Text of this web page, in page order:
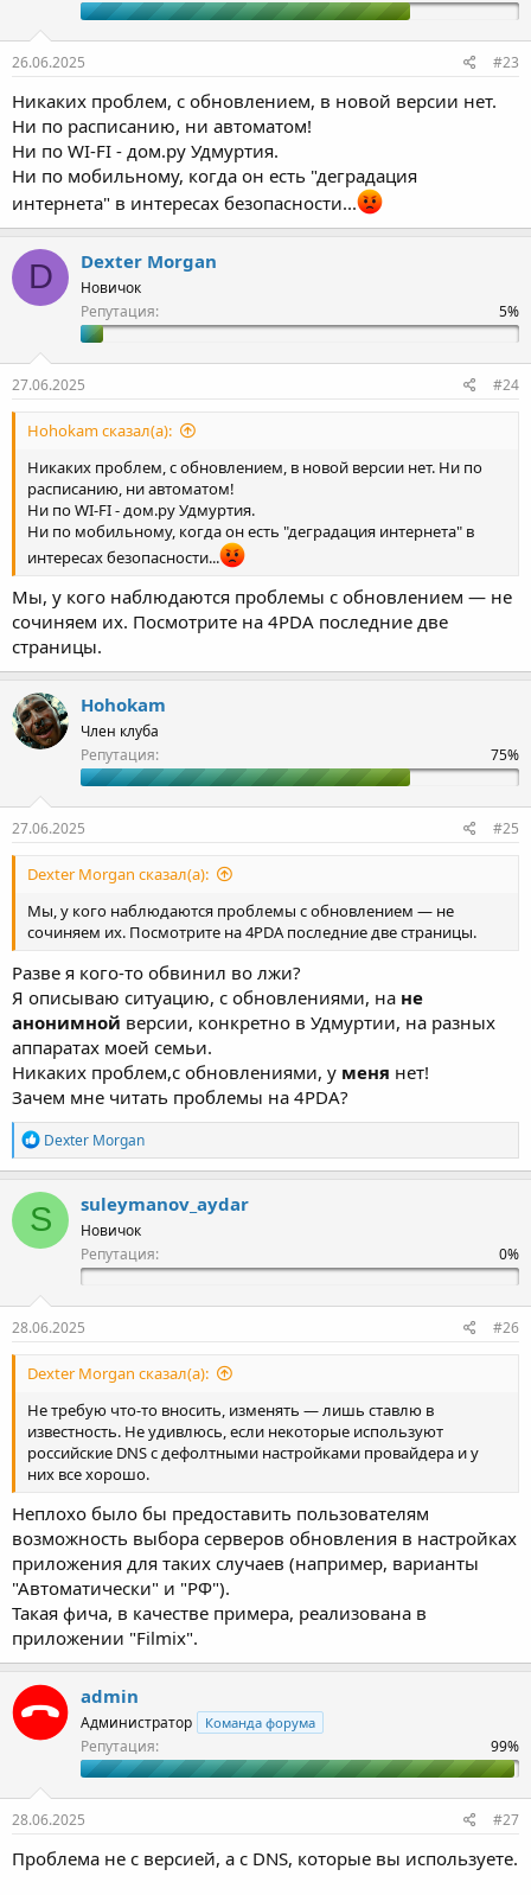
26.06.2025 #23
Никаких проблем, с обновлением, в новой версии нет.
Ни по расписанию, ни автоматом!
Ни по WI-FI - дом.ру Удмуртия.
Ни по мобильному, когда он есть "деградация
интернета" в интересах безопасности...
D Dexter Morgan
Новичок
Репутация:
27.06.2025 #24
Hohokam сказал(а):
Никаких проблем, с обновлением, в новой версии нет. Ни по
расписанию, ни автоматом!
Ни по WI-FI - дом.ру Удмуртия.
Ни по мобильному, когда он есть "деградация интернета" в
интересах безопасности...
Мы, у кого наблюдаются проблемы с обновлением — не
сочиняем их. Посмотрите на 4PDA последние две
страницы.
Hohokam
Член клуба
Репутация:
27.06.2025 #25
Dexter Morgan сказал(а):
Мы, у кого наблюдаются проблемы с обновлением — не
сочиняем их. Посмотрите на 4PDA последние две страницы.
Разве я кого-то обвинил во лжи?
Я описываю ситуацию, с обновлениями, на не
анонимной версии, конкретно в Удмуртии, на разных
аппаратах моей семьи.
Никаких проблем,с обновлениями, у меня нет!
Зачем мне читать проблемы на 4PDA?
Р
е
а
к
ц
и
и
Dexter Morgan
S suleymanov_aydar
Новичок
Репутация:
28.06.2025 #26
Dexter Morgan сказал(а):
Не требую что-то вносить, изменять — лишь ставлю в
известность. Не удивлюсь, если некоторые используют
poccийскиe DNS с дефолтными настройками провайдера и у
них все хорошо.
Неплохо было бы предоставить пользователям
возможность выбора серверов обновления в настройках
приложения для таких случаев (например, варианты
"Автоматически" и "РФ").
Такая фича, в качестве примера, реализована в
приложении "Filmix".
admin
Администратор Команда форума
Репутация:
28.06.2025 #27
Проблема не с версией, а с DNS, которые вы используете.